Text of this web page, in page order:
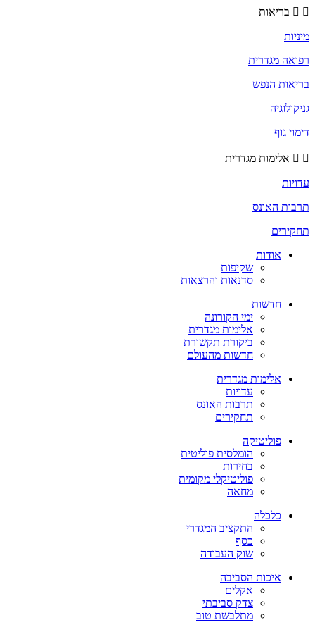
בריאות
מיניות
רפואה מגדרית
בריאות הנפש
גניקולוגיה
דימוי גוף
אלימות מגדרית
עדויות
תרבות האונס
תחקירים
אודות
שקיפות
סדנאות והרצאות
חדשות
ימי הקורונה
אלימות מגדרית
ביקורת תקשורת
חדשות מהעולם
אלימות מגדרית
עדויות
תרבות האונס
תחקירים
פוליטיקה
הומלסית פוליטית
בחירות
פוליטיקלי מקומית
מחאה
כלכלה
התקציב המגדרי
כסף
שוק העבודה
איכות הסביבה
אקלים
צדק סביבתי
מתלבשת טוב